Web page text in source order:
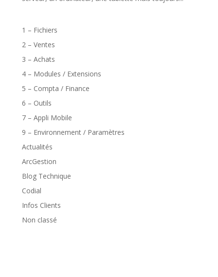
1 – Fichiers
2 – Ventes
3 – Achats
4 – Modules / Extensions
5 – Compta / Finance
6 – Outils
7 – Appli Mobile
9 – Environnement / Paramètres
Actualités
ArcGestion
Blog Technique
Codial
Infos Clients
Non classé